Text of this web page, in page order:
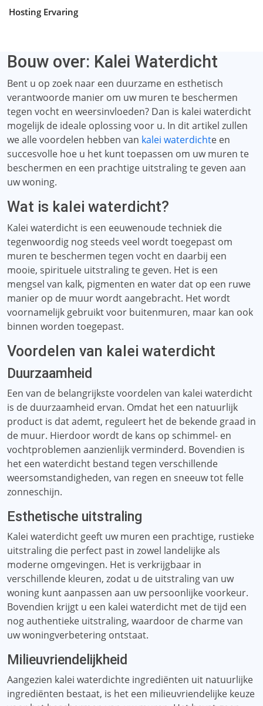
Hosting Ervaring
Bouw over: Kalei Waterdicht
Bent u op zoek naar een duurzame en esthetisch
verantwoorde manier om uw muren te beschermen
tegen vocht en weersinvloeden? Dan is kalei waterdicht
mogelijk de ideale oplossing voor u. In dit artikel zullen
we alle voordelen hebben van kalei waterdichte en
succesvolle hoe u het kunt toepassen om uw muren te
beschermen en een prachtige uitstraling te geven aan
uw woning.
Wat is kalei waterdicht?
Kalei waterdicht is een eeuwenoude techniek die
tegenwoordig nog steeds veel wordt toegepast om
muren te beschermen tegen vocht en daarbij een
mooie, spirituele uitstraling te geven. Het is een
mengsel van kalk, pigmenten en water dat op een ruwe
manier op de muur wordt aangebracht. Het wordt
voornamelijk gebruikt voor buitenmuren, maar kan ook
binnen worden toegepast.
Voordelen van kalei waterdicht
Duurzaamheid
Een van de belangrijkste voordelen van kalei waterdicht
is de duurzaamheid ervan. Omdat het een natuurlijk
product is dat ademt, reguleert het de bekende graad in
de muur. Hierdoor wordt de kans op schimmel- en
vochtproblemen aanzienlijk verminderd. Bovendien is
het een waterdicht bestand tegen verschillende
weersomstandigheden, van regen en sneeuw tot felle
zonneschijn.
Esthetische uitstraling
Kalei waterdicht geeft uw muren een prachtige, rustieke
uitstraling die perfect past in zowel landelijke als
moderne omgevingen. Het is verkrijgbaar in
verschillende kleuren, zodat u de uitstraling van uw
woning kunt aanpassen aan uw persoonlijke voorkeur.
Bovendien krijgt u een kalei waterdicht met de tijd een
nog authentieke uitstraling, waardoor de charme van
uw woningverbetering ontstaat.
Milieuvriendelijkheid
Aangezien kalei waterdichte ingrediënten uit natuurlijke
ingrediënten bestaat, is het een milieuvriendelijke keuze